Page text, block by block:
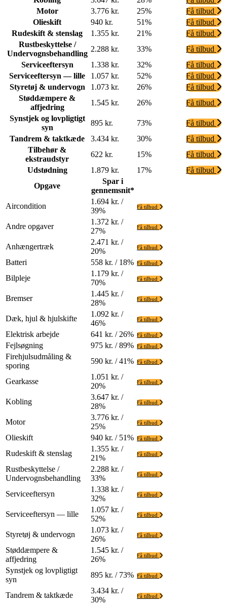
Motor
3.776 kr. 25%
Få tilbud
Olieskift
940 kr. 51%
Få tilbud
Rudeskift & stenslag
1.355 kr. 21%
Få tilbud
Rustbeskyttelse /
Undervognsbehandling
2.288 kr. 33%
Få tilbud
Serviceeftersyn
1.338 kr. 32%
Få tilbud
Serviceeftersyn — lille
1.057 kr. 52%
Få tilbud
Styretøj & undervogn
1.073 kr. 26%
Få tilbud
Støddæmpere &
affjedring
1.545 kr. 26%
Få tilbud
Synstjek og lovpligtigt
syn
895 kr. 73%
Få tilbud
Tandrem & taktkæde
3.434 kr. 30%
Få tilbud
Tilbehør &
ekstraudstyr
622 kr. 15%
Få tilbud
Udstødning
1.879 kr. 17%
Få tilbud
Opgave
Spar i
gennemsnit*
Aircondition
1.694 kr. /
39%
Få tilbud
Andre opgaver
1.372 kr. /
27%
Få tilbud
Anhængertræk
2.471 kr. /
20%
Få tilbud
Batteri 558 kr. / 18% Få tilbud
Bilpleje
1.179 kr. /
70%
Få tilbud
Bremser
1.445 kr. /
28%
Få tilbud
Dæk, hjul & hjulskifte
1.092 kr. /
46%
Få tilbud
Elektrisk arbejde 641 kr. / 26% Få tilbud
Fejlsøgning 975 kr. / 89% Få tilbud
Firehjulsudmåling &
sporing
590 kr. / 41% Få tilbud
Gearkasse
1.051 kr. /
20%
Få tilbud
Kobling
3.647 kr. /
28%
Få tilbud
Motor
3.776 kr. /
25%
Få tilbud
Olieskift 940 kr. / 51% Få tilbud
Rudeskift & stenslag
1.355 kr. /
21%
Få tilbud
Rustbeskyttelse /
Undervognsbehandling
2.288 kr. /
33%
Få tilbud
Serviceeftersyn
1.338 kr. /
32%
Få tilbud
Serviceeftersyn — lille
1.057 kr. /
52%
Få tilbud
Styretøj & undervogn
1.073 kr. /
26%
Få tilbud
Støddæmpere &
affjedring
1.545 kr. /
26%
Få tilbud
Synstjek og lovpligtigt
syn
895 kr. / 73% Få tilbud
Tandrem & taktkæde
3.434 kr. /
30%
Få tilbud